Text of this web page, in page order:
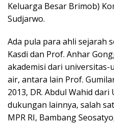
Keluarga Besar Brimob)
Sudjarwo.
Ada pula para ahli sejarah
Kasdi dan Prof. Anhar
akademisi dari
air, antara lain Prof.
2013, DR. Abdul Wahid
dukungan lainnya, salah
MPR RI, Bambang